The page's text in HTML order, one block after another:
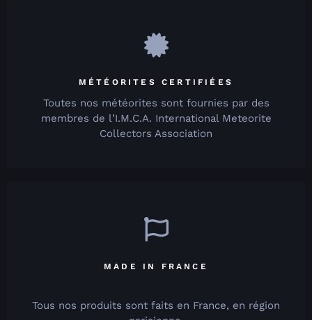
MÉTÉORITES CERTIFIÉES
Toutes nos météorites sont fournies par des
membres de l’I.M.C.A. International Meteorite
Collectors Association
MADE IN FRANCE
Tous nos produits sont faits en France, en région